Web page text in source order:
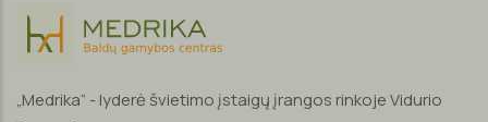
„Medrika“ - lyderė švietimo įstaigų įrangos rinkoje Vidurio